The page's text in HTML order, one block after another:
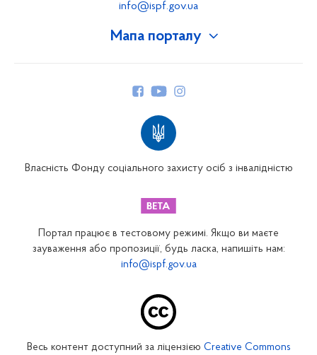
Мапа порталу
Закарпатське відділення
Запорізьке відділення
info@ispf.gov.ua
Власність Фонду соціального захисту осіб з інвалідністю
Портал працює в тестовому режимі. Якщо ви маєте
зауваження або пропозиції, будь ласка, напишіть нам:
info@ispf.gov.ua
Весь контент доступний за ліцензією Creative Commons